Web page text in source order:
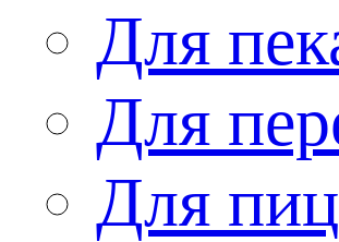
Для
Для
Для